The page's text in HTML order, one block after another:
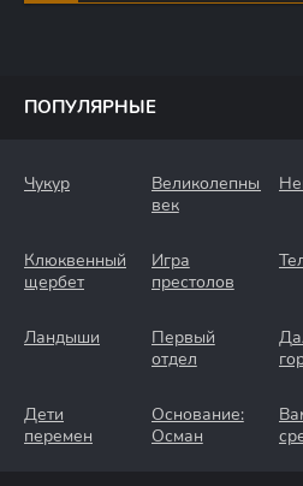
ПОПУЛЯРНЫЕ
Чукур
Великолепный
век
Клюквенный
щербет
Игра
престолов
Ландыши
Первый
отдел
Дети
перемен
Основание:
Осман